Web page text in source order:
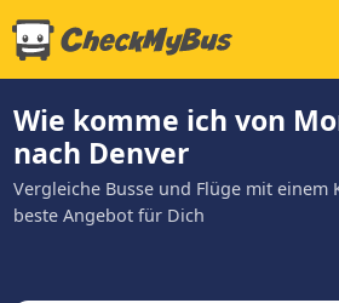
Wie komme ich von
nach Denver
Vergleiche Busse und Flüge mit einem
beste Angebot für Dich